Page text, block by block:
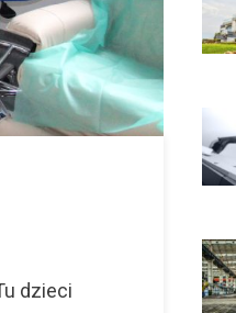
dzieci